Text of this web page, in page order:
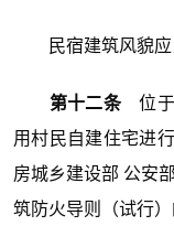
民宿建筑风貌应
第十二条位于
用村民自建住宅进
房城乡建设部 公安
筑防火导则（试行）